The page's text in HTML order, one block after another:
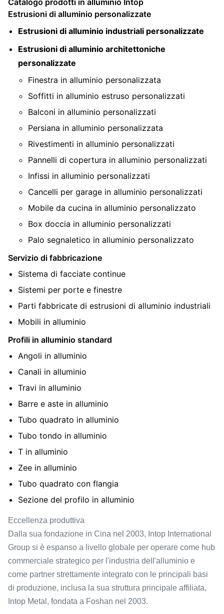
Catalogo prodotti in alluminio Intop
Estrusioni di alluminio personalizzate
Estrusioni di alluminio industriali personalizzate
Estrusioni di alluminio architettoniche
personalizzate
Finestra in alluminio personalizzata
Soffitti in alluminio estruso personalizzati
Balconi in alluminio personalizzati
Persiana in alluminio personalizzata
Rivestimenti in alluminio personalizzati
Pannelli di copertura in alluminio personalizzati
Infissi in alluminio personalizzati
Cancelli per garage in alluminio personalizzati
Mobile da cucina in alluminio personalizzato
Box doccia in alluminio personalizzati
Palo segnaletico in alluminio personalizzato
Servizio di fabbricazione
Sistema di facciate continue
Sistemi per porte e finestre
Parti fabbricate di estrusioni di alluminio industriali
Mobili in alluminio
Profili in alluminio standard
Angoli in alluminio
Canali in alluminio
Travi in ​​alluminio
Barre e aste in alluminio
Tubo quadrato in alluminio
Tubo tondo in alluminio
T in alluminio
Zee in alluminio
Tubo quadrato con flangia
Sezione del profilo in alluminio
Eccellenza produttiva
Dalla sua fondazione in Cina nel 2003, Intop International
Group si è espanso a livello globale per operare come hub
commerciale strategico per l'industria dell'alluminio e
come partner strettamente integrato con le principali basi
di produzione, inclusa la sua struttura principale affiliata,
Intop Metal, fondata a Foshan nel 2003.